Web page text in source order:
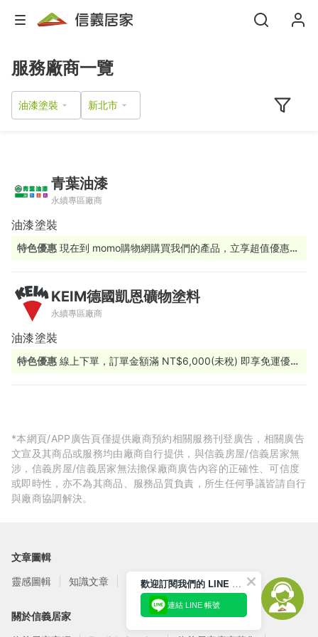
服務廠商一覽
油漆塗裝
青葉油漆
永續專區廠商
油漆塗裝
特色優惠 現在到 momo購物網購買我們的產品，立享超值優惠
KEIM德國凱恩礦物塗料
永續專區廠商
油漆塗裝
特色優惠 線上下單，訂單金額滿 NT$6,000(未稅) 即享免運優惠
*本網頁/APP廣告頁僅提供廠商預約相關服務刊登廣告，相關廣告
文宣及其商品或服務均由廠商自行提供，與信義房屋/信義居家無
涉，信義房屋/信義居家無法擔保廠商廣告內容的正確性、可信度
或即時性，亦不為其商品、服務品質負責，所生任何爭議皆請自行
與廠商協調解決。
文章圖輯
靈感圖輯
知識文章 訂閱電子報
關於信義居家
歡迎訂閱我們的 LINE 官方帳號
連結 LINE 帳號